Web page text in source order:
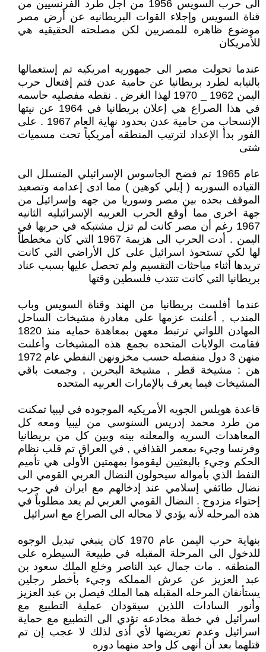
الى حرب السويس 1956 من أجل طرد الفرنسيين من
قناة السويس وإجلاء القوات البريطانيه عن أرض مصر
موضوع ظاهره للمصريين لكن مصلحته الحقيقيه هي
للأمريكان
عندما تحولت مصر الى جمهوريه امريكيه تم إستعمالها
بالنيابه لطرد بريطانيا عن حامية عدن فتم إفتعال حرب
اليمن 1962 _ 1970 لهذا الغرض . نقطه مفصليه حاسمه
في هذا الصراع هي إعلان بريطانيا في 1964 عن نيتها
الإنسحاب من حامية عدن بحدود نهاية العام 1967 . على
الفور بدأ الإعداد لترتيب المنطقه أمريكياً تحت مسميات
شتى
عام 1965 تم فضح الجاسوس الإسرائيلي المتسلل الى
القياده السوريه ( إيلي كوهين ) مما ادى إعدامه وتصعيد
الموقف بحده بين مصر وسوريا من جهه وإسرائيل من
جهة اخرى مما أوقع الحرب العربيه الإسرائيليه الثانيه
1967 رغم أن مصر كانت لم تزل مشتبكه في حربها في
اليمن . أدت الحرب الى هزيمة 1967 التي كان مخططاً
لها لكي تستحوذ اسرائيل على كل الأراضي التي كانت
تريدها أثناء مباحثات التقسيم ولم تحصل عليها بسبب عناد
بريطانيا التي كانت تنتدب فلسطين وقتها
عندما أفلست بريطانيا من الهند وقناة السويس وباب
المندب , أعلنت عزمها على مغادرة مشيخات الساحل
المهادن اللواتي ترتبط معهن بمعاهدة حمايه منذ 1820
فقامت الولايات المتحده بجمع هذه المشيخات وأعلنت
منهن 3 دول منفصله حسب مخزونهن النفطي عام 1972
هن : مشيخة قطر , مشيخة البحرين , وجمعت باقي
المشيخات فيما يعرف بالإمارات العربيه المتحده
قاعدة هويلس الجويه الأمريكيه الموجوده في ليبيا تمكنت
من طرد محمد إدريس السنوسي من ليبيا ومعه كل
المعاهدات السريه والمعلنه بينه وبين كل من بريطانيا
وفرنسا وجيء بمعمر القذافي , في العراق تم قلب نظام
الحكم وجيء بالبعثيين ليقوموا بمهمتين الأولى هي تأميم
النفط الذي بأمواله سيحولون النضال العربي القومي الى
نضال طائفي إسلامي عند إدخالهم مع ايران في حرب
إحتواء مزدوج . النضال القومي العربي لم يعد مطلوباً في
هذه المرحله لأنه يؤدي لا محاله الى الصراع مع اسرائيل
بنهاية حرب اليمن عام 1970 كان ينبغي تبديل الوجوه
للدخول الى المرحلة المقبله في طبيعة السيطره على
المنطقه . مات جمال عبد الناصر وخلع الملك سعود بن
عبد العزيز عن عرش المملكه وجيء بأخطر رجلين
يستأنفان المرحله المقبله هما الملك فيصل بن عبد العزيز
وأنور السادات اللذين سيقودان عملية التطبيع مع
اسرائيل في خطة مخادعه تؤدي الى التطبيع مع حماية
اسرائيل وعدم تعريضها لأي أذى لذلك لا عجب إن تم
قتلهما بعد أن أنهى كل واحد منهما دوره